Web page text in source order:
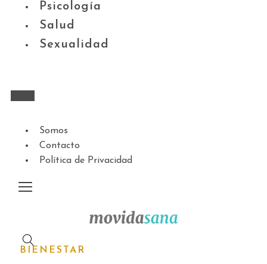
Psicología
Salud
Sexualidad
Somos
Contacto
Política de Privacidad
BIENESTAR